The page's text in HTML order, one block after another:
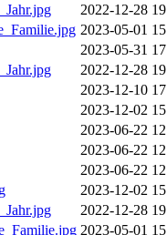
2022-12-28
2023-05-01
2023-05-31
2022-12-28
2023-12-10
2023-12-02
2023-06-22
2023-06-22
2023-06-22
2023-12-02
2022-12-28
2023-05-01